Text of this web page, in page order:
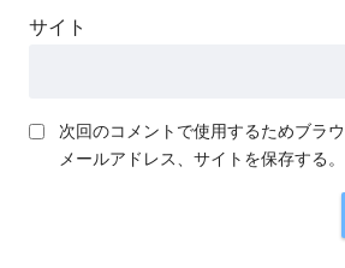
サイト
次回のコメントで使用するためブラ
メールアドレス、サイトを保存する。